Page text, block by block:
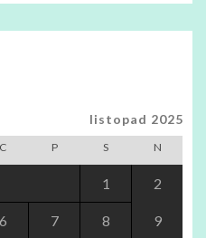
listopad 2025
C P S N
1 2
6 7 8 9